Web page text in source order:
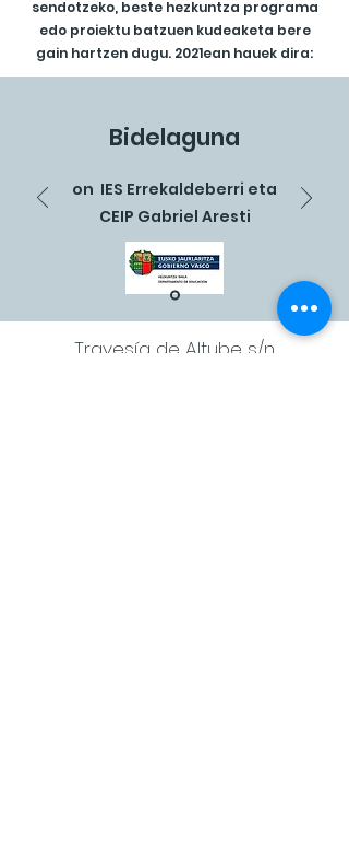
sendotzeko, beste hezkuntza programa
edo proiektu batzuen kudeaketa bere
gain hartzen dugu. 2021ean hauek dira:
Bidelaguna
on IES Errekaldeberri eta
CEIP Gabriel Aresti
Travesía de Altube s/n